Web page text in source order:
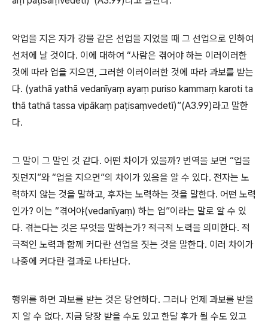
악업을 지은 자가 강물 같은 선업을 지었을 때 그 선업으로 인하여
선처에 날 것이다. 이에 대하여 “사람은 겪어야 하는 이러이러한
것에 따라 업을 지으면, 그러한 이러이러한 것에 따라 과보를 받는
다. (yathā yathā vedanīyaṃ ayaṃ puriso kammaṃ karoti ta
thā tathā tassa vipākaṃ paṭisaṃvedetī)”(A3.99)라고 말한
다.
그 말이 그 말인 것 같다. 어떤 차이가 있을까? 번역을 보면 “업을
짓던지 ”와 “업을 지으면”의 차이가 있음을 알 수 있다. 전자는 노
력하지 않는 것을 말하고, 후자는 노력하는 것을 말한다. 어떤 노력
인가? 이는 “겪어야(vedanīyaṃ) 하는 업”이라는 말로 알 수 있
다. 겪는다는 것은 무엇을 말하는가? 적극적 노력을 의미한다. 적
극적인 노력과 함께 커다란 선업을 짓는 것을 말한다. 이러 차이가
나중에 커다란 결과로 나타난다.
행위를 하면 과보를 받는 것은 당연하다. 그러나 언제 과보를 받을
지 알 수 없다. 지금 당장 받을 수도 있고 한달 후가 될 수도 있고